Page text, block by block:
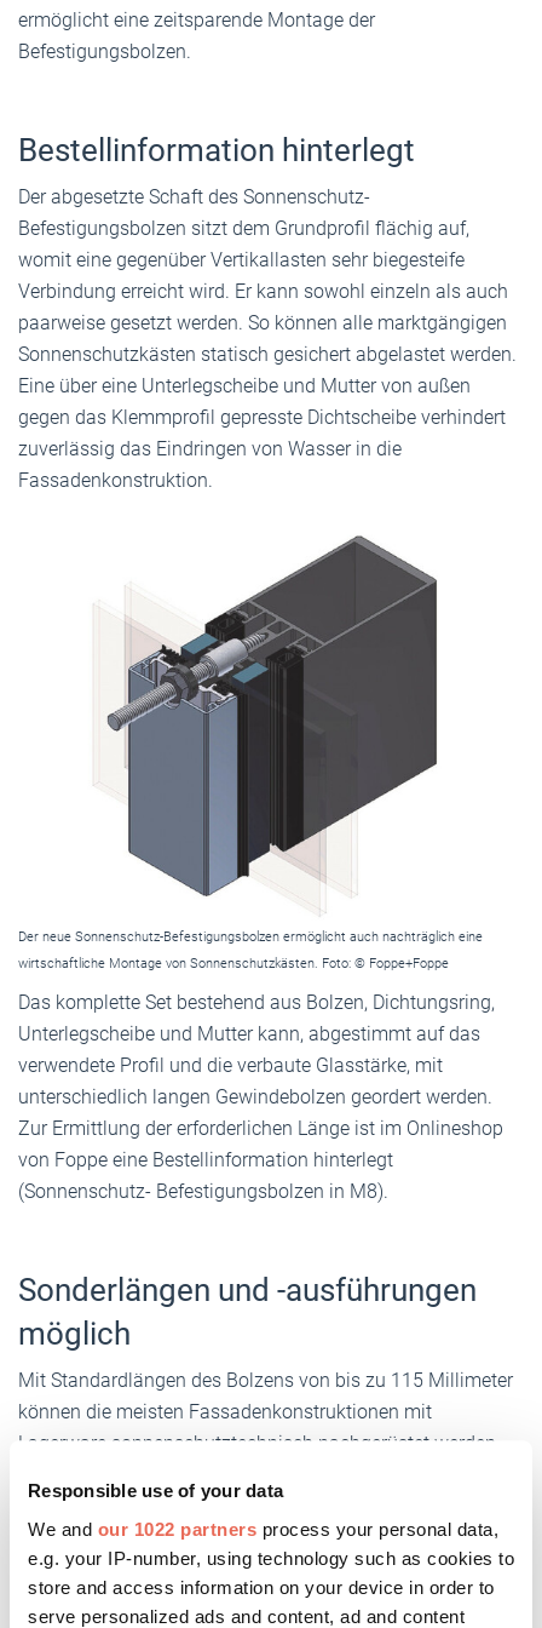
Responsible use of your data
We and our 1022 partners process your personal data,
e.g. your IP-number, using technology such as cookies to
store and access information on your device in order to
serve personalized ads and content, ad and content
ermöglicht eine zeitsparende Montage der
Befestigungsbolzen.
Bestellinformation hinterlegt
Der abgesetzte Schaft des Sonnenschutz-
Befestigungsbolzen sitzt dem Grundprofil flächig auf,
womit eine gegenüber Vertikallasten sehr biegesteife
Verbindung erreicht wird. Er kann sowohl einzeln als auch
paarweise gesetzt werden. So können alle marktgängigen
Sonnenschutzkästen statisch gesichert abgelastet werden.
Eine über eine Unterlegscheibe und Mutter von außen
gegen das Klemmprofil gepresste Dichtscheibe verhindert
zuverlässig das Eindringen von Wasser in die
Fassadenkonstruktion.
Der neue Sonnenschutz-Befestigungsbolzen ermöglicht auch nachträglich eine
wirtschaftliche Montage von Sonnenschutzkästen. Foto: © Foppe+Foppe
Das komplette Set bestehend aus Bolzen, Dichtungsring,
Unterlegscheibe und Mutter kann, abgestimmt auf das
verwendete Profil und die verbaute Glasstärke, mit
unterschiedlich langen Gewindebolzen geordert werden.
Zur Ermittlung der erforderlichen Länge ist im Onlineshop
von Foppe eine Bestellinformation hinterlegt
(Sonnenschutz- Befestigungsbolzen in M8).
Sonderlängen und -ausführungen
möglich
Mit Standardlängen des Bolzens von bis zu 115 Millimeter
können die meisten Fassadenkonstruktionen mit
Lagerware sonnenschutztechnisch nachgerüstet werden.
möglich. Das System eignet sich für alle gängigen
Aluminium-Fassadensysteme wie zum Beispiel Schüco,
Heroal, Kawneer oder ähnliche Systeme.
Um den Anforderungen der verschiedenen Hersteller von